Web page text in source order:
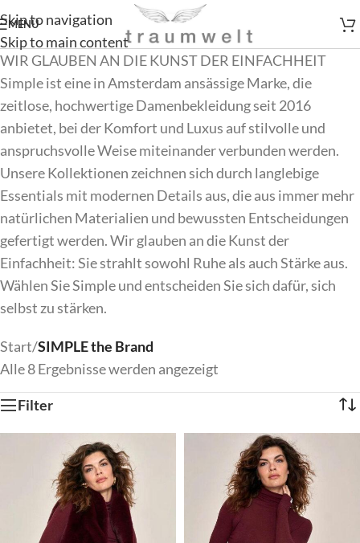
Skip to navigation
Skip to main content
MENÜ
WIR GLAUBEN AN DIE KUNST DER EINFACHHEIT
Simple ist eine in Amsterdam ansässige Marke, die
zeitlose, hochwertige Damenbekleidung seit 2016
anbietet, bei der Komfort und Luxus auf stilvolle und
anspruchsvolle Weise miteinander verbunden werden.
Unsere Kollektionen zeichnen sich durch langlebige
Essentials mit modernen Details aus, die aus immer mehr
natürlichen Materialien und bewussten Entscheidungen
gefertigt werden. Wir glauben an die Kunst der
Einfachheit: Sie strahlt sowohl Ruhe als auch Stärke aus.
Wählen Sie Simple und entscheiden Sie sich dafür, sich
selbst zu stärken.
Start/SIMPLE the Brand
Alle 8 Ergebnisse werden angezeigt
Filter